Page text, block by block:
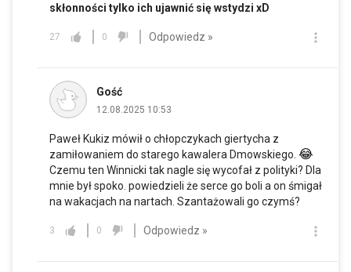
skłonności tylko ich ujawnić się wstydzi xD
27 0 Odpowiedz »
Gość
12.08.2025 10:53
Paweł Kukiz mówił o chłopczykach giertycha z
zamiłowaniem do starego kawalera Dmowskiego. 😂
Czemu ten Winnicki tak nagle się wycofał z polityki? Dla
mnie był spoko. powiedzieli że serce go boli a on śmigał
na wakacjach na nartach. Szantażowali go czymś?
3 0 Odpowiedz »